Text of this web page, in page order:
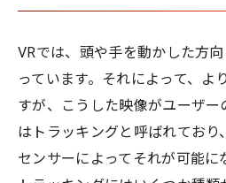
VRでは、頭や手を動かした方
っています。それによって、よ
すが、こうした映像がユーザ
はトラッキングと呼ばれており
センサーによってそれが可能に